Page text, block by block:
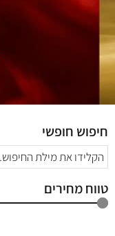
חיפוש חופשי
טווח מחירים